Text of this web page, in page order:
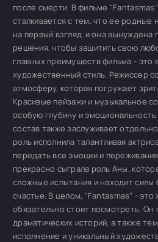
после смерти. В фильме
сталкивается с тем, что ее родные
на первый взгляд, и она вынуждена
решения, чтобы защитить свою
главных преимуществ фильма - это
художественный стиль. Режиссер
атмосферу, которая погружает
Красивые пейзажи и музыкальное
особую глубину и
состав также заслуживает
роль исполнила талантливая
передать все эмоции и
прекрасно сыграла роль Аны,
сложные испытания и находит силы
счастье. В целом, "Fantasmas" -
обязательно стоит посмотреть. Он
драматических историй, а также
исполнение и уникальный